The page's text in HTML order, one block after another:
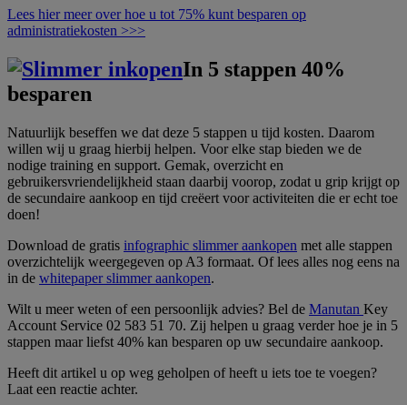
Lees hier meer over hoe u tot 75% kunt besparen op
administratiekosten >>>
In 5 stappen 40%
besparen
Natuurlijk beseffen we dat deze 5 stappen u tijd kosten. Daarom
willen wij u graag hierbij helpen. Voor elke stap bieden we de
nodige training en support. Gemak, overzicht en
gebruikersvriendelijkheid staan daarbij voorop, zodat u grip krijgt op
de secundaire aankoop en tijd creëert voor activiteiten die er echt toe
doen!
Download de gratis infographic slimmer aankopen met alle stappen
overzichtelijk weergegeven op A3 formaat. Of lees alles nog eens na
in de whitepaper slimmer aankopen.
Wilt u meer weten of een persoonlijk advies? Bel de Manutan Key
Account Service 02 583 51 70. Zij helpen u graag verder hoe je in 5
stappen maar liefst 40% kan besparen op uw secundaire aankoop.
Heeft dit artikel u op weg geholpen of heeft u iets toe te voegen?
Laat een reactie achter.